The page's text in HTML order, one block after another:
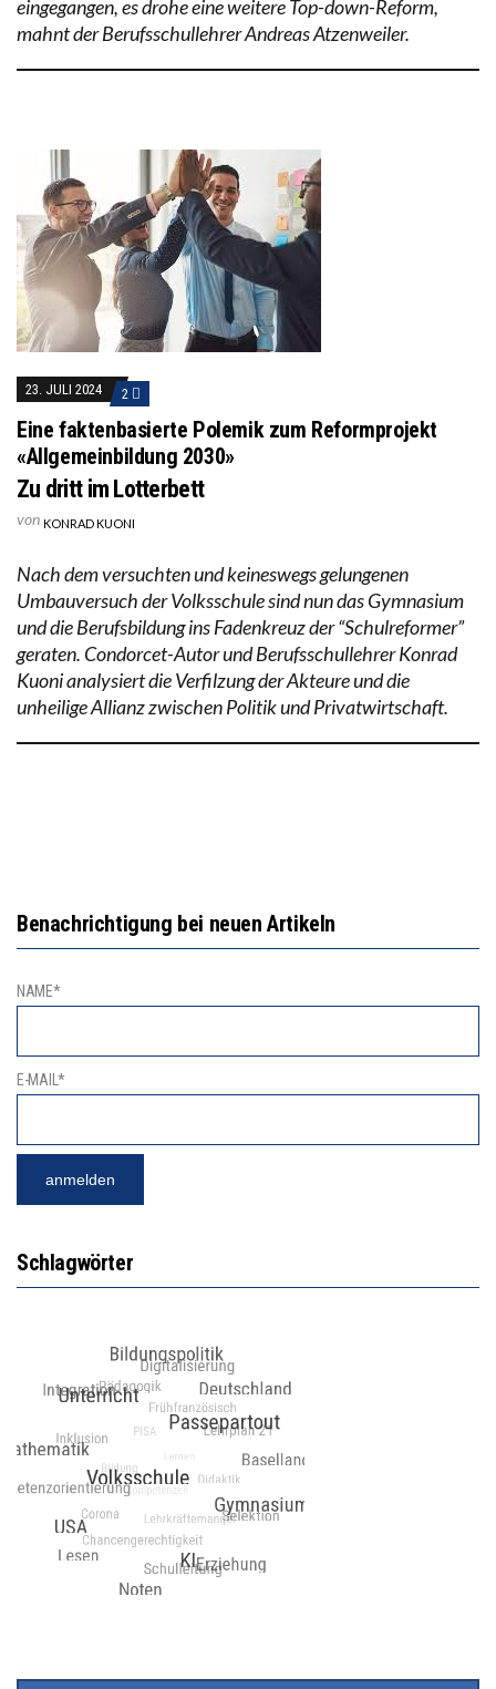
eingegangen, es drohe eine weitere Top-down-Reform,
mahnt der Berufsschullehrer Andreas Atzenweiler.
23. JULI 2024 2
Eine faktenbasierte Polemik zum Reformprojekt
«Allgemeinbildung 2030»
Zu dritt im Lotterbett
von KONRAD KUONI
Nach dem versuchten und keineswegs gelungenen
Umbauversuch der Volksschule sind nun das Gymnasium
und die Berufsbildung ins Fadenkreuz der “Schulreformer”
geraten. Condorcet-Autor und Berufsschullehrer Konrad
Kuoni analysiert die Verfilzung der Akteure und die
unheilige Allianz zwischen Politik und Privatwirtschaft.
Benachrichtigung bei neuen Artikeln
NAME*
E-MAIL*
Schlagwörter